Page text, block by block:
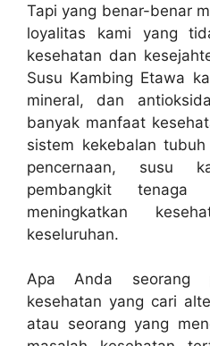
Tapi yang benar-benar
loyalitas kami yang
kesehatan dan
Susu Kambing Etawa
mineral, dan
banyak manfaat
sistem kekebalan
pencernaan, susu
pembangkit
meningkatkan
keseluruhan.
Apa Anda seorang
kesehatan yang cari
atau seorang yang